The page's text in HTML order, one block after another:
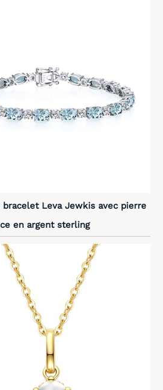
Leva Jewkis avec pierre
en argent sterling